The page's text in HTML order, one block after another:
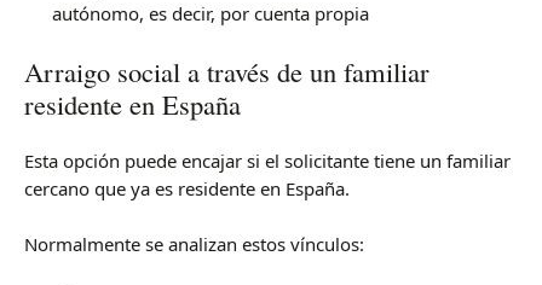
autónomo, es decir, por cuenta propia
Arraigo social a través de un familiar
residente en España
Esta opción puede encajar si el solicitante tiene un familiar
cercano que ya es residente en España.
Normalmente se analizan estos vínculos: